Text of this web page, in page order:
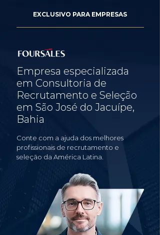
EXCLUSIVO PARA EMPRESAS
Empresa especializada
em Consultoria de
Recrutamento e Seleção
em São José do Jacuípe,
Bahia
Conte com a ajuda dos melhores
profissionais de recrutamento e
seleção da América Latina.